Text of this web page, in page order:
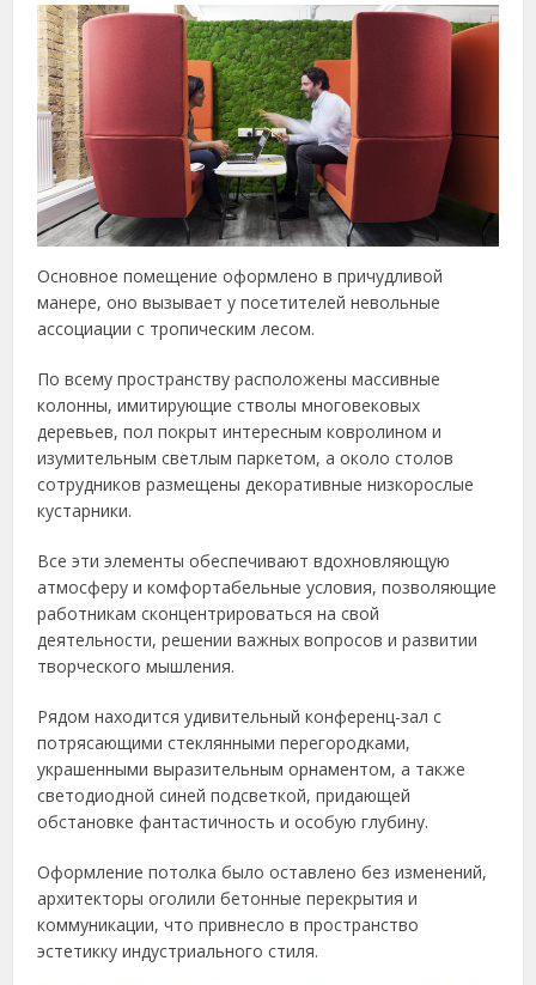
Основное помещение оформлено в причудливой
манере, оно вызывает у посетителей невольные
ассоциации с тропическим лесом.
По всему пространству расположены массивные
колонны, имитирующие стволы многовековых
деревьев, пол покрыт интересным ковролином и
изумительным светлым паркетом, а около столов
сотрудников размещены декоративные низкорослые
кустарники.
Все эти элементы обеспечивают вдохновляющую
атмосферу и комфортабельные условия, позволяющие
работникам сконцентрироваться на свой
деятельности, решении важных вопросов и развитии
творческого мышления.
Рядом находится удивительный конференц-зал с
потрясающими стеклянными перегородками,
украшенными выразительным орнаментом, а также
светодиодной синей подсветкой, придающей
обстановке фантастичность и особую глубину.
Оформление потолка было оставлено без изменений,
архитекторы оголили бетонные перекрытия и
коммуникации, что привнесло в пространство
эстетикку индустриального стиля.